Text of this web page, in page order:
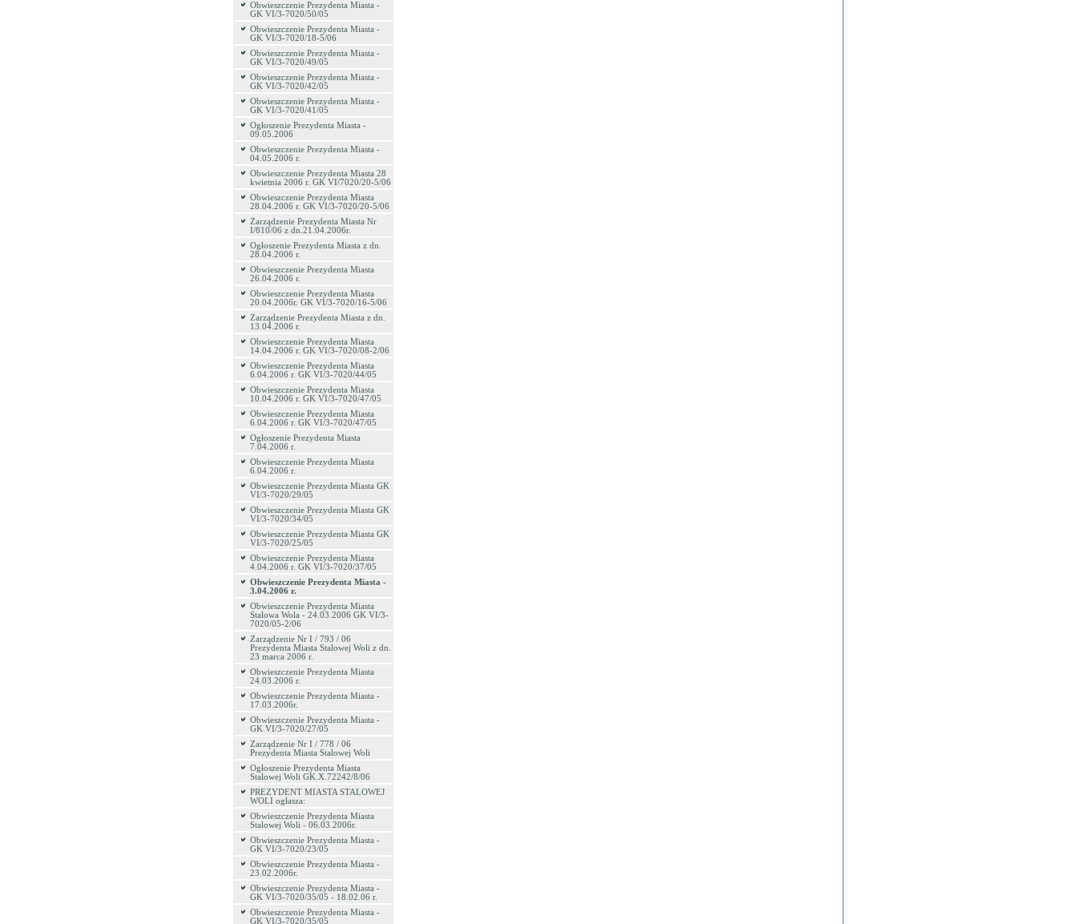
Obwieszczenie Prezydenta Miasta -
GK VI/3-7020/50/05
Obwieszczenie Prezydenta Miasta -
GK VI/3-7020/18-5/06
Obwieszczenie Prezydenta Miasta -
GK VI/3-7020/49/05
Obwieszczenie Prezydenta Miasta -
GK VI/3-7020/42/05
Obwieszczenie Prezydenta Miasta -
GK VI/3-7020/41/05
Ogłoszenie Prezydenta Miasta -
09.05.2006
Obwieszczenie Prezydenta Miasta -
04.05.2006 r.
Obwieszczenie Prezydenta Miasta 28
kwietnia 2006 r. GK VI/7020/20-5/06
Obwieszczenie Prezydenta Miasta
28.04.2006 r. GK VI/3-7020/20-5/06
Zarządzenie Prezydenta Miasta Nr
I/810/06 z dn.21.04.2006r.
Ogłoszenie Prezydenta Miasta z dn.
28.04.2006 r.
Obwieszczenie Prezydenta Miasta
26.04.2006 r.
Obwieszczenie Prezydenta Miasta
20.04.2006r. GK VI/3-7020/16-5/06
Zarządzenie Prezydenta Miasta z dn.
13.04.2006 r.
Obwieszczenie Prezydenta Miasta
14.04.2006 r. GK VI/3-7020/08-2/06
Obwieszczenie Prezydenta Miasta
6.04.2006 r. GK VI/3-7020/44/05
Obwieszczenie Prezydenta Miasta
10.04.2006 r. GK VI/3-7020/47/05
Obwieszczenie Prezydenta Miasta
6.04.2006 r. GK VI/3-7020/47/05
Ogłoszenie Prezydenta Miasta
7.04.2006 r.
Obwieszczenie Prezydenta Miasta
6.04.2006 r.
Obwieszczenie Prezydenta Miasta GK
VI/3-7020/29/05
Obwieszczenie Prezydenta Miasta GK
VI/3-7020/34/05
Obwieszczenie Prezydenta Miasta GK
VI/3-7020/25/05
Obwieszczenie Prezydenta Miasta
4.04.2006 r. GK VI/3-7020/37/05
Obwieszczenie Prezydenta Miasta -
3.04.2006 r.
Obwieszczenie Prezydenta Miasta
Stalowa Wola - 24.03.2006 GK VI/3-
7020/05-2/06
Zarządzenie Nr I / 793 / 06
Prezydenta Miasta Stalowej Woli z dn.
23 marca 2006 r.
Obwieszczenie Prezydenta Miasta
24.03.2006 r.
Obwieszczenie Prezydenta Miasta -
17.03.2006r.
Obwieszczenie Prezydenta Miasta -
GK VI/3-7020/27/05
Zarządzenie Nr I / 778 / 06
Prezydenta Miasta Stalowej Woli
Ogłoszenie Prezydenta Miasta
Stalowej Woli GK.X.72242/8/06
PREZYDENT MIASTA STALOWEJ
WOLI ogłasza:
Obwieszczenie Prezydenta Miasta
Stalowej Woli - 06.03.2006r.
Obwieszczenie Prezydenta Miasta -
GK VI/3-7020/23/05
Obwieszczenie Prezydenta Miasta -
23.02.2006r.
Obwieszczenie Prezydenta Miasta -
GK VI/3-7020/35/05 - 18.02.06 r.
Obwieszczenie Prezydenta Miasta -
GK VI/3-7020/35/05